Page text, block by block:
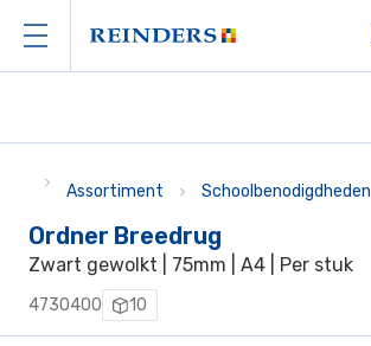
Assortiment Schoolbenodigdheden
Ordner Breedrug
Zwart gewolkt | 75mm | A4 | Per stuk
4730400 10